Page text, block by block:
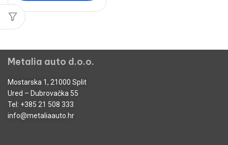
Metalia auto d.o.o.
Mostarska 1, 21000 Split
Ured – Dubrovačka 55
Tel: +385 21 508 333
info@metaliaauto.hr